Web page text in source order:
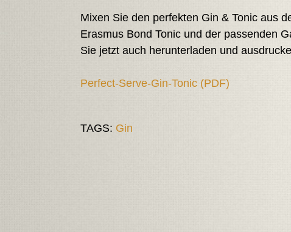
Mixen Sie den perfekten Gin & Tonic aus
Erasmus Bond Tonic und der passenden
Sie jetzt auch herunterladen und
Perfect-Serve-Gin-Tonic (PDF)
TAGS: Gin